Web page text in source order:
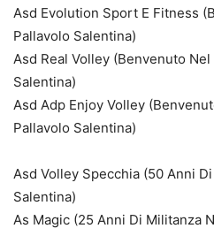
Asd Evolution Sport E Fitness
Pallavolo Salentina)
Asd Real Volley (Benvenuto
Salentina)
Asd Adp Enjoy Volley
Pallavolo Salentina)
Asd Volley Specchia (50 Anni
Salentina)
As Magic (25 Anni Di Militanza